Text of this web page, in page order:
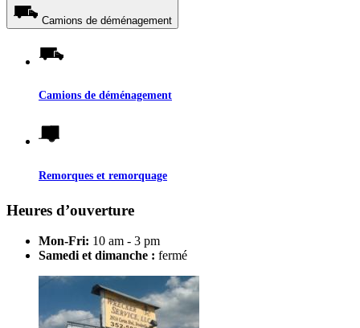
Camions de déménagement
Camions de déménagement
Remorques et remorquage
Heures d’ouverture
Mon-Fri: 10 am - 3 pm
Samedi et dimanche : fermé